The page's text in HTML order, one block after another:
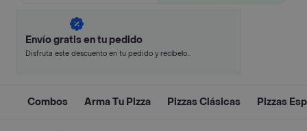
Envío gratis en tu pedido
Disfruta este descuento en tu pedido y recíbelo
Combos Arma Tu Pizza Pizzas Clásicas Pizzas